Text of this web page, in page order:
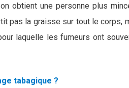
obtient une personne plus
pas la graisse sur tout le corps,
laquelle les fumeurs ont
tabagique ?